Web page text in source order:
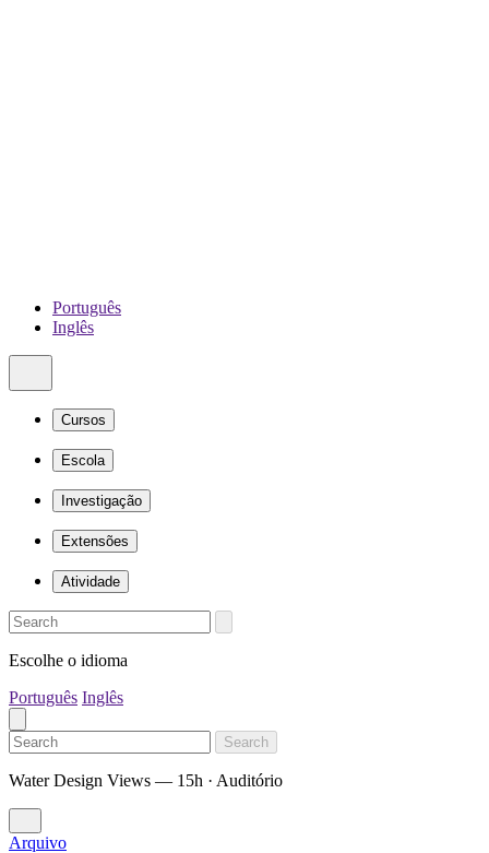
Português
Inglês
Cursos
Escola
Investigação
Extensões
Atividade
Escolhe o idioma
Português Inglês
Search
Water Design Views — 15h · Auditório
Arquivo